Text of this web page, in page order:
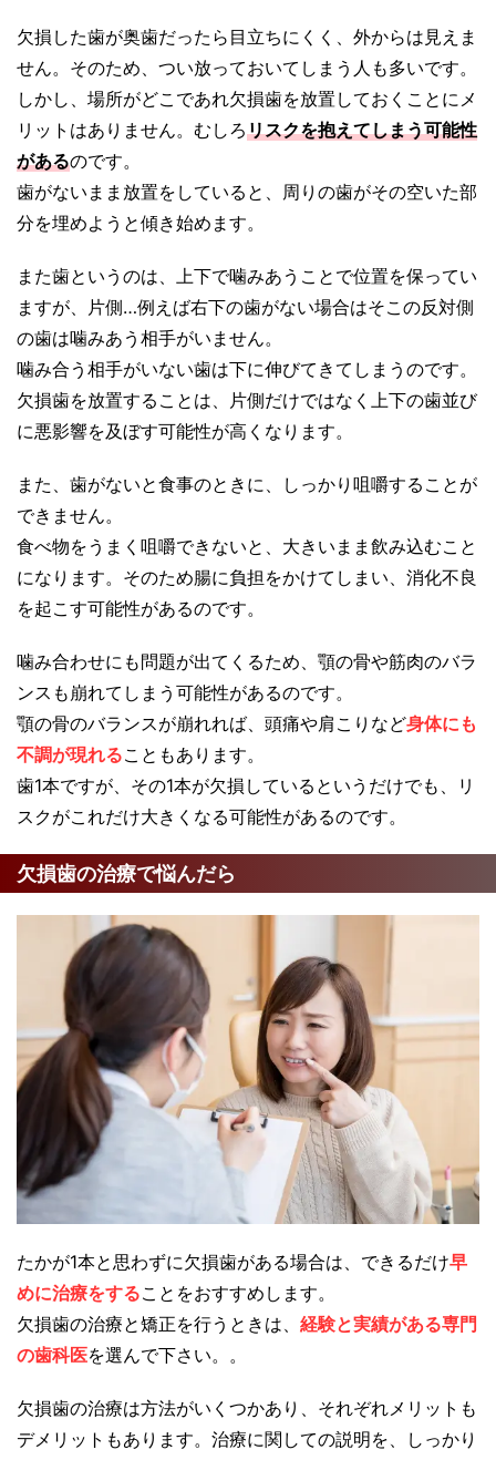
欠損した歯が奥歯だったら目立ちにくく、外からは見えま
せん。そのため、つい放っておいてしまう人も多いです。
しかし、場所がどこであれ欠損歯を放置しておくことにメ
リットはありません。むしろリスクを抱えてしまう可能性
があるのです。
歯がないまま放置をしていると、周りの歯がその空いた部
分を埋めようと傾き始めます。
また歯というのは、上下で噛みあうことで位置を保ってい
ますが、片側…例えば右下の歯がない場合はそこの反対側
の歯は噛みあう相手がいません。
噛み合う相手がいない歯は下に伸びてきてしまうのです。
欠損歯を放置することは、片側だけではなく上下の歯並び
に悪影響を及ぼす可能性が高くなります。
また、歯がないと食事のときに、しっかり咀嚼することが
できません。
食べ物をうまく咀嚼できないと、大きいまま飲み込むこと
になります。そのため腸に負担をかけてしまい、消化不良
を起こす可能性があるのです。
噛み合わせにも問題が出てくるため、顎の骨や筋肉のバラ
ンスも崩れてしまう可能性があるのです。
顎の骨のバランスが崩れれば、頭痛や肩こりなど身体にも
不調が現れることもあります。
歯1本ですが、その1本が欠損しているというだけでも、リ
スクがこれだけ大きくなる可能性があるのです。
欠損歯の治療で悩んだら
たかが1本と思わずに欠損歯がある場合は、できるだけ早
めに治療をすることをおすすめします。
欠損歯の治療と矯正を行うときは、 経験と実績がある専門
の歯科医を選んで下さい。。
欠損歯の治療は方法がいくつかあり、それぞれメリットも
デメリットもあります。治療に関しての説明を、しっかり